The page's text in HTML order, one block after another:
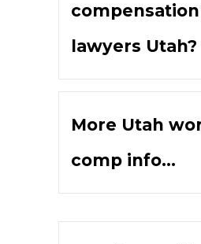
compensation
lawyers Utah?
More Utah
comp info...